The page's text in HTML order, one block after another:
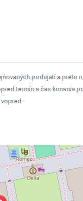
podujatí a preto
termín a čas konania